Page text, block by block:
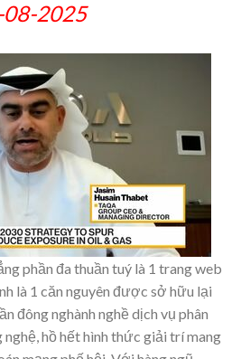
2025
phần đa thuần tuý là 1 trang web
là 1 căn nguyên được sở hữu lại
đông nghành nghề dịch vụ phân
hồ hết hình thức giải trí mang